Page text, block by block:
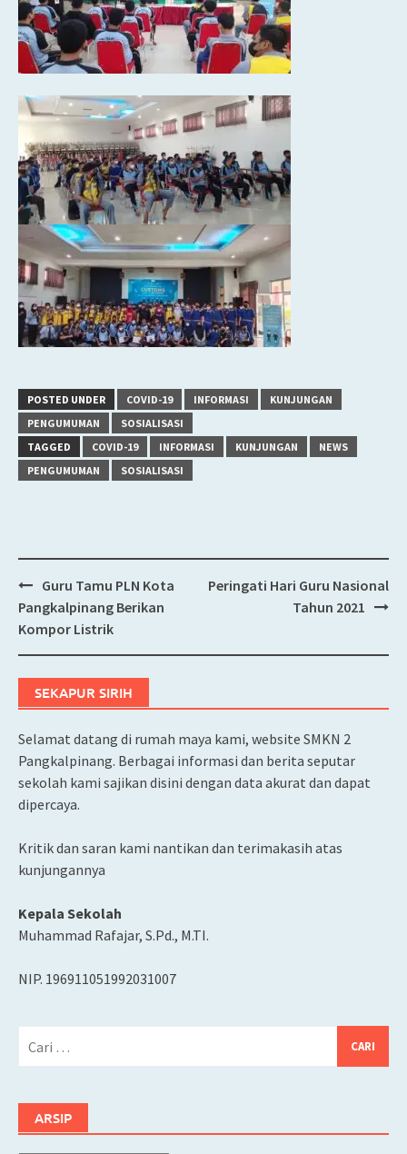
POSTED UNDER COVID-19 INFORMASI
KUNJUNGAN
PENGUMUMAN
SOSIALISASI
TAGGED
COVID-19 INFORMASI KUNJUNGAN
NEWS
PENGUMUMAN
SOSIALISASI
Post
navigation
Guru Tamu PLN Kota
Pangkalpinang Berikan
Kompor Listrik
Peringati Hari Guru Nasional
Tahun 2021
SEKAPUR SIRIH
Selamat datang di rumah maya kami, website SMKN 2
Pangkalpinang. Berbagai informasi dan berita seputar
sekolah kami sajikan disini dengan data akurat dan dapat
dipercaya.
Kritik dan saran kami nantikan dan terimakasih atas
kunjungannya
Kepala Sekolah
Muhammad Rafajar, S.Pd., M.TI.
NIP. 196911051992031007
ARSIP